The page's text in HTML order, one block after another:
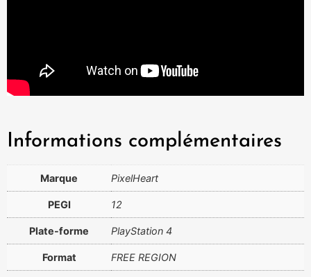
Informations complémentaires
Marque PixelHeart
PEGI 12
Plate-forme PlayStation 4
Format FREE REGION